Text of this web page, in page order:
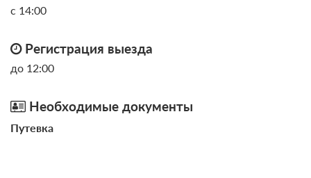
с 14:00
Регистрация выезда
до 12:00
Необходимые документы
Путевка